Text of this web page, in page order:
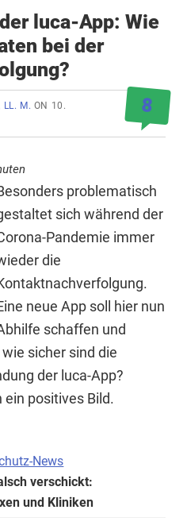
luca-App: Wie
bei der
LL. M. ON 10.
8
problematisch
sich während der
Pandemie immer
die
neue App soll hier nun
schaffen und
sicher sind die
der luca-App?
positives Bild.
News
verschickt:
und Kliniken